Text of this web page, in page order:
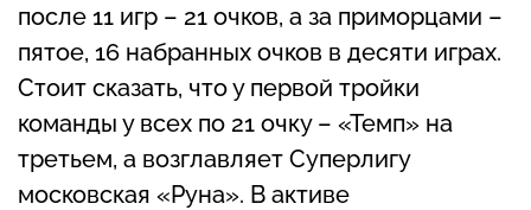
после 11 игр – 21 очков, а за приморцами –
пятое, 16 набранных очков в десяти играх.
Стоит сказать, что у первой тройки
команды у всех по 21 очку – «Темп» на
третьем, а возглавляет Суперлигу
московская «Руна». В активе